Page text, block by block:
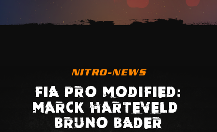
NITRO-NEWS
FIA PRO MODIFIED:
MARCK HARTEVELD –
BRUNO BADER